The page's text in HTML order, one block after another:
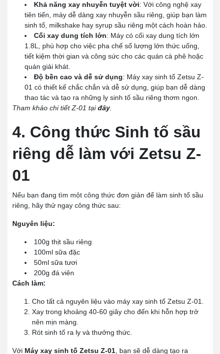
Khả năng xay nhuyễn tuyệt vời: Với công nghệ xay
tiên tiến, máy dễ dàng xay nhuyễn sầu riêng, giúp bạn làm
sinh tố, milkshake hay syrup sầu riêng một cách hoàn hảo.
Cối xay dung tích lớn: Máy có cối xay dung tích lớn
1.8L, phù hợp cho việc pha chế số lượng lớn thức uống,
tiết kiệm thời gian và công sức cho các quán cà phê hoặc
quán giải khát.
Độ bền cao và dễ sử dụng: Máy xay sinh tố Zetsu Z-
01 có thiết kế chắc chắn và dễ sử dụng, giúp bạn dễ dàng
thao tác và tạo ra những ly sinh tố sầu riêng thơm ngon.
Tham khảo chi tiết Z-01 tạiđây.
4. Công thức Sinh tố sầu
riêng dễ làm với Zetsu Z-
01
Nếu bạn đang tìm một công thức đơn giản để làm sinh tố sầu
riêng, hãy thử ngay công thức sau:
Nguyên liệu:
100g thịt sầu riêng
100ml sữa đặc
50ml sữa tươi
200g đá viên
Cách làm:
Cho tất cả nguyên liệu vào máy xay sinh tố Zetsu Z-01.
Xay trong khoảng 40-60 giây cho đến khi hỗn hợp trở
nên mịn màng.
Rót sinh tố ra ly và thưởng thức.
Với Máy xay sinh tố Zetsu Z-01, bạn sẽ dễ dàng tạo ra